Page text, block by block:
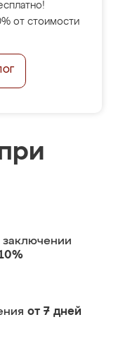
от стоимости
заключении
от 7 дней